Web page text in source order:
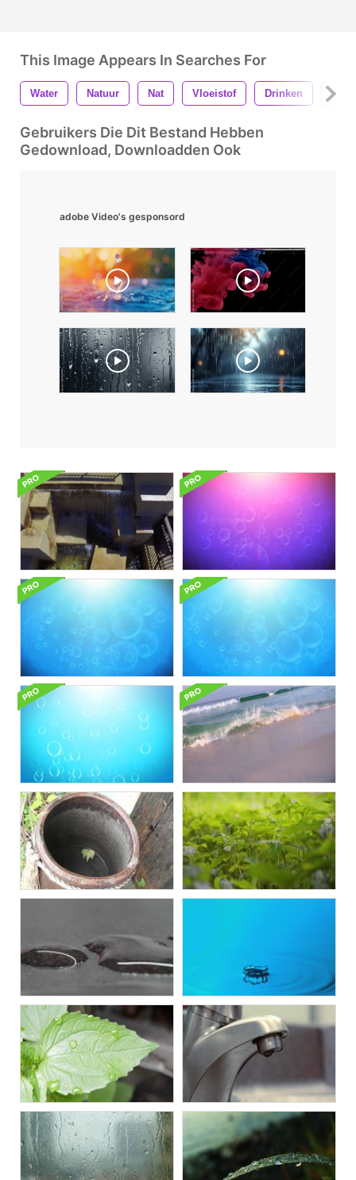
This Image Appears In Searches For
Water Natuur Nat Vloeistof Drinken
Gebruikers Die Dit Bestand Hebben
Gedownload, Downloadden Ook
adobe Video's gesponsord